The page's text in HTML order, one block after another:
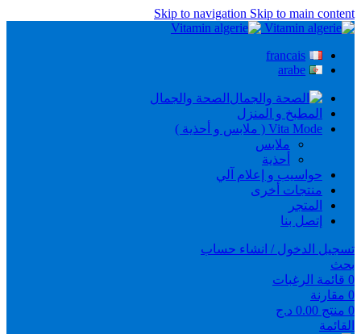
Skip to navigation Skip to main content
francais
arabe
الصحة والجمال
المطبخ و المنزل
Vita Mode ( ملابس و أحذية )
ملابس
أحذية
حواسيب و إعلام آلي
منتجات أخرى
المتجر
إتصل بنا
تسجيل الدخول / انشاء حساب
بحث
0 قائمة الرغبات
0 مقارنة
0 منتج 0.00 د.ج
القائمة